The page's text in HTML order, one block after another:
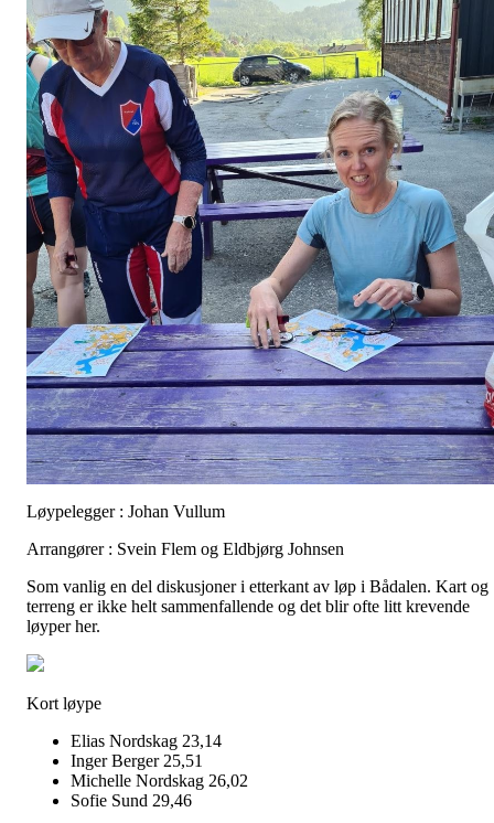
Løypelegger : Johan Vullum
Arrangører : Svein Flem og Eldbjørg Johnsen
Som vanlig en del diskusjoner i etterkant av løp i Bådalen. Kart og
terreng er ikke helt sammenfallende og det blir ofte litt krevende
løyper her.
Kort løype
Elias Nordskag 23,14
Inger Berger 25,51
Michelle Nordskag 26,02
Sofie Sund 29,46